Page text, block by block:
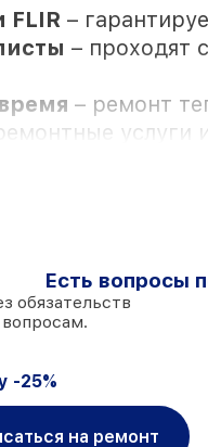
FLIR –
– проходят
– ремонт
ремонтные
личного
в
аналоги
день, при
Есть вопросы
обязательств
-25%
на ремонт